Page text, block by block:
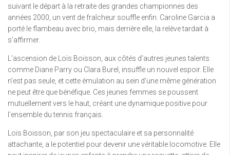
suivant le départ à la retraite des grandes championnes des
années 2000, un vent de fraîcheur souffle enfin. Caroline Garcia a
porté le flambeau avec brio, mais derrière elle, la relève tardait à
s’affirmer.
L’ascension de Loïs Boisson, aux côtés d’autres jeunes talents
comme Diane Parry ou Clara Burel, insuffle un nouvel espoir. Elle
n’est pas seule, et cette émulation au sein d’une même génération
ne peut être que bénéfique. Ces jeunes femmes se poussent
mutuellement vers le haut, créant une dynamique positive pour
l’ensemble du tennis français.
Loïs Boisson, par son jeu spectaculaire et sa personnalité
attachante, a le potentiel pour devenir une véritable locomotive. Elle